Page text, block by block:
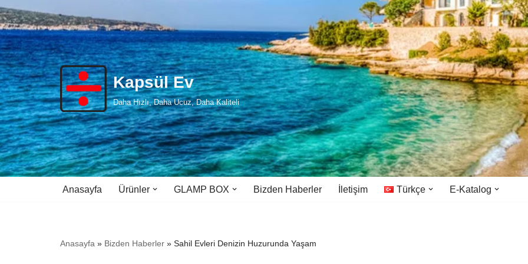
İçeriğe
geç
Kapsül Ev
Daha Hızlı, Daha Ucuz, Daha Kaliteli
Anasayfa Ürünler GLAMP BOX Bizden Haberler İletişim Türkçe E-Katalog
Anasayfa » Bizden Haberler » Sahil Evleri Denizin Huzurunda Yaşam